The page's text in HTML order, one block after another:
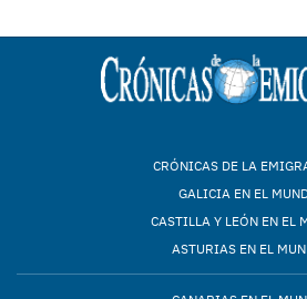
CRÓNICAS DE LA
GALICIA EN EL
CASTILLA Y LEÓN EN EL
ASTURIAS EN EL